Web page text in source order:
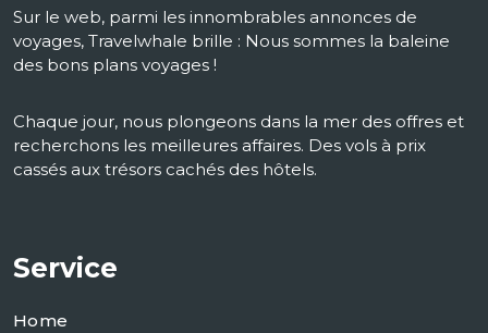
Sur le web, parmi les innombrables annonces de
voyages, Travelwhale brille : Nous sommes la baleine
des bons plans voyages !
Chaque jour, nous plongeons dans la mer des offres et
recherchons les meilleures affaires. Des vols à prix
cassés aux trésors cachés des hôtels.
Service
Home